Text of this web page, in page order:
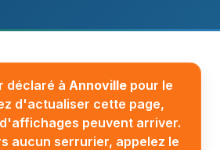
déclaré à Annoville pour le
d'actualiser cette page,
peuvent arriver.
aucun serrurier, appelez le